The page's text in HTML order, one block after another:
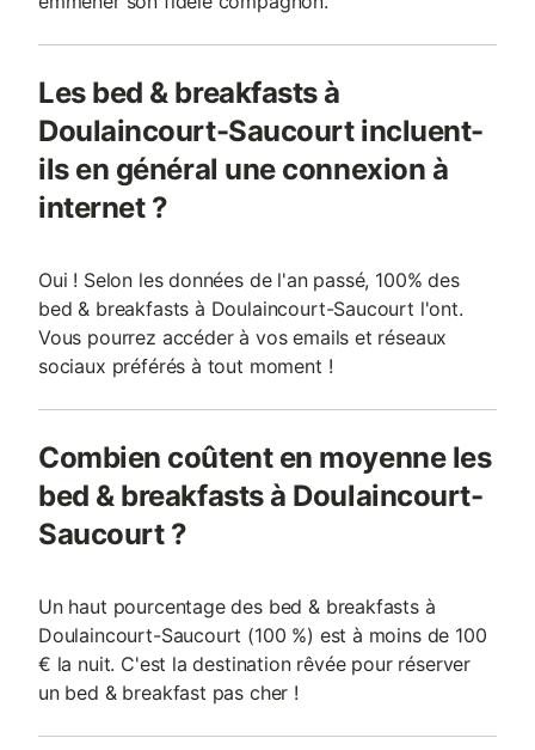
Les bed & breakfasts à
Doulaincourt-Saucourt incluent-
ils en général une connexion à
internet ?
Oui ! Selon les données de l'an passé, 100% des
bed & breakfasts à Doulaincourt-Saucourt l'ont.
Vous pourrez accéder à vos emails et réseaux
sociaux préférés à tout moment !
Combien coûtent en moyenne les
bed & breakfasts à Doulaincourt-
Saucourt ?
Un haut pourcentage des bed & breakfasts à
Doulaincourt-Saucourt (100 %) est à moins de 100
€ la nuit. C'est la destination rêvée pour réserver
un bed & breakfast pas cher !